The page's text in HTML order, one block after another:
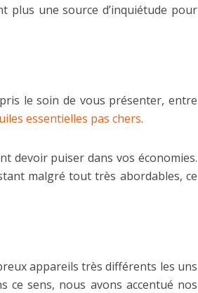
plus une source d’inquiétude pour
le soin de vous présenter, entre
essentielles pas chers.
devoir puiser dans vos économies.
malgré tout très abordables, ce
appareils très différents les uns
ce sens, nous avons accentué nos